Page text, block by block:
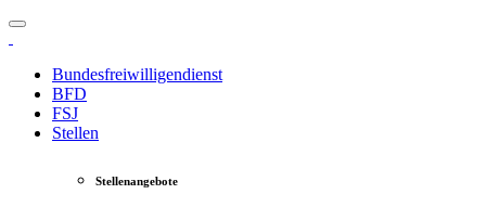
Bundesfreiwilligendienst
BFD
FSJ
Stellen
Stellenangebote